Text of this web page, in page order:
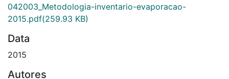
042003_Metodologia-inventario-evaporacao-
2015.pdf(259.93 KB)
Data
2015
Autores